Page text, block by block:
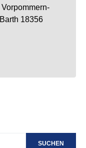
Vorpommern-
Barth 18356
SUCHEN